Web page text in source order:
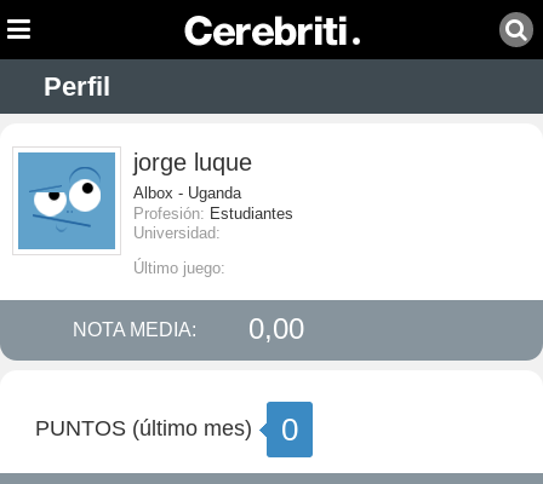
Perfil
jorge luque
Albox - Uganda
Profesión: Estudiantes
Universidad:
Último juego:
NOTA MEDIA: 0,00
PUNTOS (último mes) 0